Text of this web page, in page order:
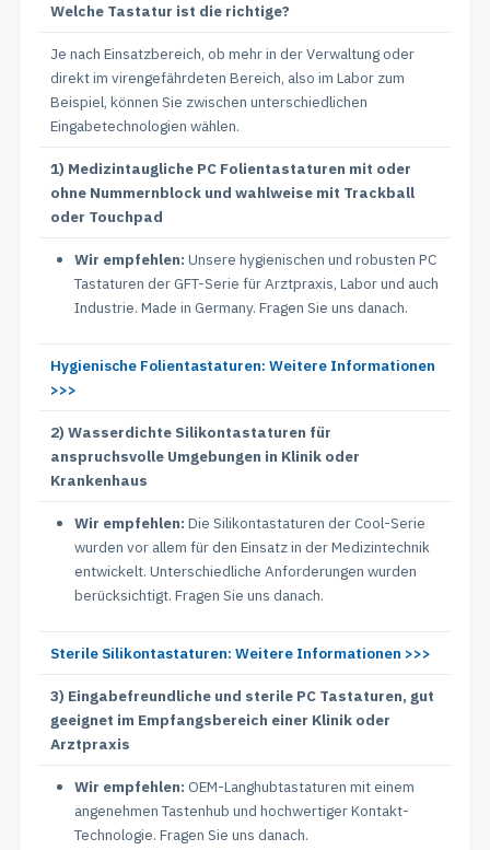
Welche Tastatur ist die richtige?
Je nach Einsatzbereich, ob mehr in der Verwaltung oder
direkt im virengefährdeten Bereich, also im Labor zum
Beispiel, können Sie zwischen unterschiedlichen
Eingabetechnologien wählen.
1) Medizintaugliche PC Folientastaturen mit oder
ohne Nummernblock und wahlweise mit Trackball
oder Touchpad
Wir empfehlen: Unsere hygienischen und robusten PC
Tastaturen der GFT-Serie für Arztpraxis, Labor und auch
Industrie. Made in Germany. Fragen Sie uns danach.
Hygienische Folientastaturen: Weitere Informationen
>>>
2) Wasserdichte Silikontastaturen für
anspruchsvolle Umgebungen in Klinik oder
Krankenhaus
Wir empfehlen: Die Silikontastaturen der Cool-Serie
wurden vor allem für den Einsatz in der Medizintechnik
entwickelt. Unterschiedliche Anforderungen wurden
berücksichtigt. Fragen Sie uns danach.
Sterile Silikontastaturen: Weitere Informationen >>>
3) Eingabefreundliche und sterile PC Tastaturen, gut
geeignet im Empfangsbereich einer Klinik oder
Arztpraxis
Wir empfehlen: OEM-Langhubtastaturen mit einem
angenehmen Tastenhub und hochwertiger Kontakt-
Technologie. Fragen Sie uns danach.